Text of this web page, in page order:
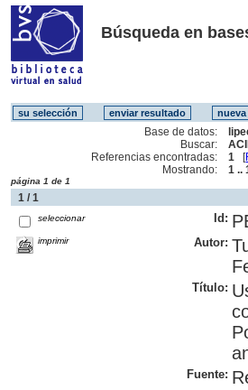
Búsqueda en
Base de datos:
Buscar:
Referencias encontradas:
1 [
Mostrando:
1 ..
página 1 de 1
1 / 1
seleccionar
imprimir
Id:
Autor:
Título:
Fuente: